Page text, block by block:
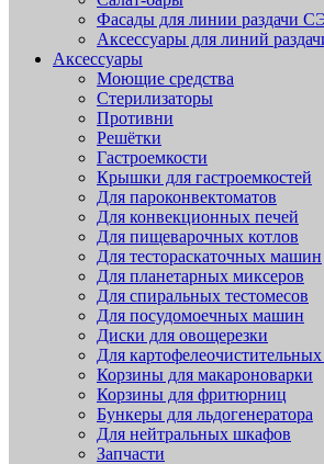
Фасады для линии раздачи
Аксессуары для линий
Аксессуары
Моющие средства
Стерилизаторы
Противни
Решётки
Гастроемкости
Крышки для гастроемкостей
Для пароконвектоматов
Для конвекционных печей
Для пищеварочных котлов
Для тестораскаточных машин
Для планетарных миксеров
Для спиральных тестомесов
Для посудомоечных машин
Диски для овощерезки
Для
Корзины для макароноварки
Корзины для фритюрниц
Бункеры для льдогенератора
Для нейтральных шкафов
Запчасти